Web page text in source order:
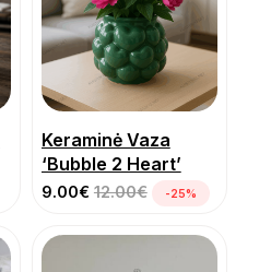
Keraminė Vaza
‘Bubble 2 Heart’
9.00€ 12.00€ -25%